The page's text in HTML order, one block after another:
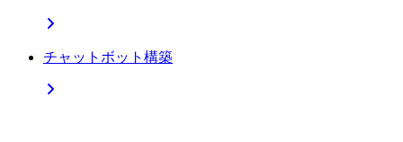
チャットボット構築